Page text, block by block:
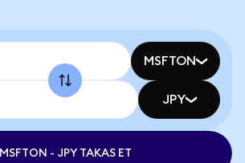
MSFTON
JPY
MSFTON - JPY TAKAS ET